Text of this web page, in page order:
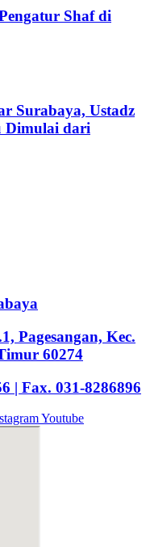
Shaf di
Surabaya, Ustadz
Dimulai dari
Pagesangan, Kec.
60274
| Fax. 031-8286896
Youtube